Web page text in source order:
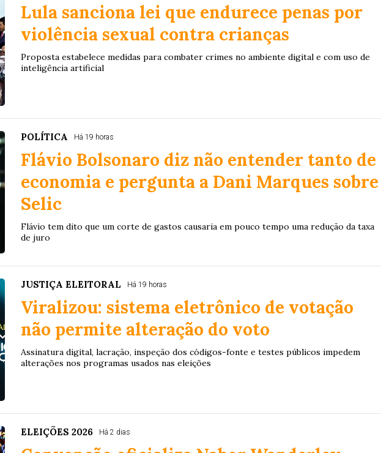
Lula sanciona lei que endurece penas por
violência sexual contra crianças
Proposta estabelece medidas para combater crimes no ambiente digital e com uso de
inteligência artificial
POLÍTICA Há 19 horas
Flávio Bolsonaro diz não entender tanto de
economia e pergunta a Dani Marques sobre
Selic
Flávio tem dito que um corte de gastos causaria em pouco tempo uma redução da taxa
de juro
JUSTIÇA ELEITORAL Há 19 horas
Viralizou: sistema eletrônico de votação
não permite alteração do voto
Assinatura digital, lacração, inspeção dos códigos-fonte e testes públicos impedem
alterações nos programas usados nas eleições
ELEIÇÕES 2026 Há 2 dias